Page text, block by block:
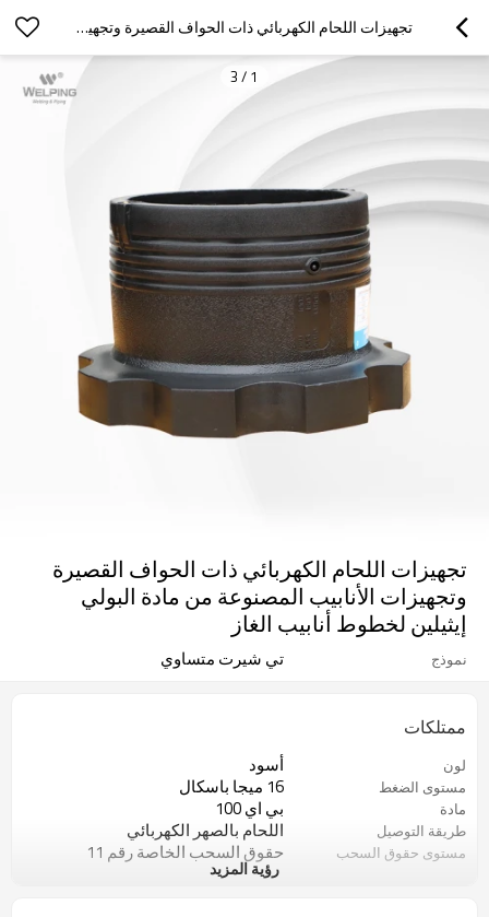
تجهيزات اللحام الكهربائي ذات الحواف القصيرة وتجهيزات الأنابيب المصنوعة من مادة البولي إيثيلين لخطوط أنابيب الغاز
1
/
3
تجهيزات اللحام الكهربائي ذات الحواف القصيرة
وتجهيزات الأنابيب المصنوعة من مادة البولي
إيثيلين لخطوط أنابيب الغاز
نموذج تي شيرت متساوي
ممتلكات
لون أسود
مستوى الضغط 16 ميجا باسكال
مادة بي اي 100
طريقة التوصيل اللحام بالصهر الكهربائي
مستوى حقوق السحب
حقوق السحب الخاصة رقم 11
رؤية المزيد